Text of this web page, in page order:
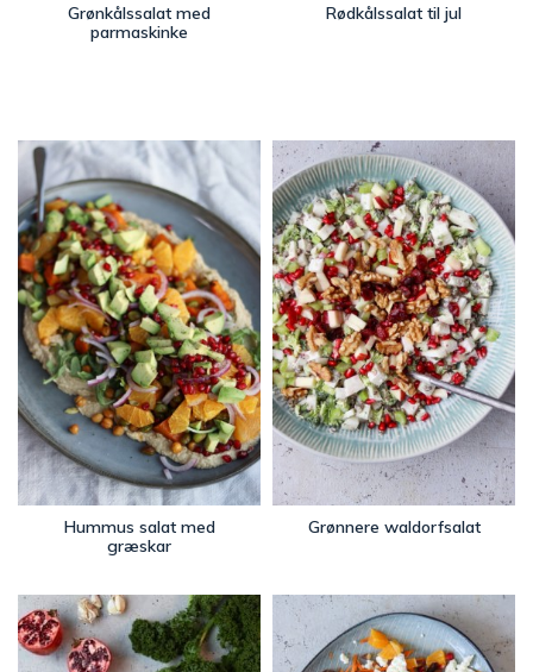
Grønkålssalat med
parmaskinke
Rødkålssalat til jul
Hummus salat med
græskar
Grønnere waldorfsalat